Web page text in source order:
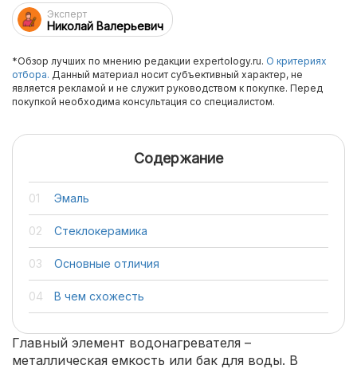
Эксперт
Николай Валерьевич
*Обзор лучших по мнению редакции expertology.ru. О критериях
отбора. Данный материал носит субъективный характер, не
является рекламой и не служит руководством к покупке. Перед
покупкой необходима консультация со специалистом.
Содержание
Эмаль
Стеклокерамика
Основные отличия
В чем схожесть
Главный элемент водонагревателя –
металлическая емкость или бак для воды. В